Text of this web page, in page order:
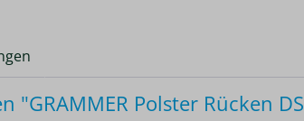
"GRAMMER Polster Rücken